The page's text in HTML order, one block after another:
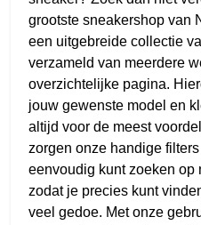
grootste sneakershop van
een uitgebreide collectie
verzameld van meerdere
overzichtelijke pagina.
jouw gewenste model en
altijd voor de meest
zorgen onze handige
eenvoudig kunt zoeken op
zodat je precies kunt
veel gedoe. Met onze